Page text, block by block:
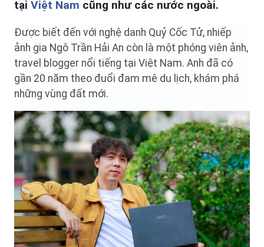
tại Việt Nam cũng như các nước ngoài.
Được biết đến với nghệ danh Quỷ Cốc Tử, nhiếp
ảnh gia Ngô Trần Hải An còn là một phóng viên ảnh,
travel blogger nổi tiếng tại Việt Nam. Anh đã có
gần 20 năm theo đuổi đam mê du lịch, khám phá
những vùng đất mới.